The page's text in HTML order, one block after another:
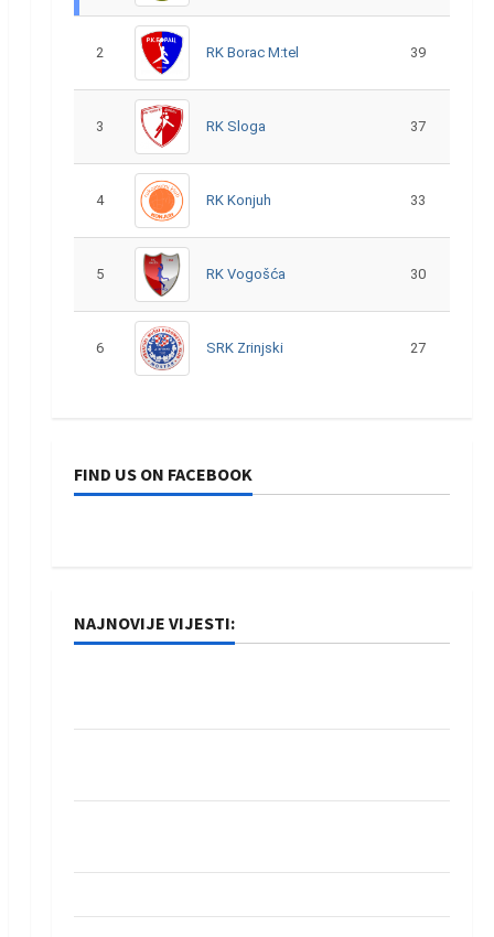
2 RK Borac M:tel 39
3 RK Sloga 37
4 RK Konjuh 33
5 RK Vogošća 30
6 SRK Zrinjski 27
FIND US ON FACEBOOK
NAJNOVIJE VIJESTI: